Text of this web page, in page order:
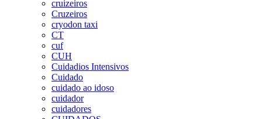
cruizeiros
Cruzeiros
cryodon taxi
CT
cuf
CUH
Cuidadios Intensivos
Cuidado
cuidado ao idoso
cuidador
cuidadores